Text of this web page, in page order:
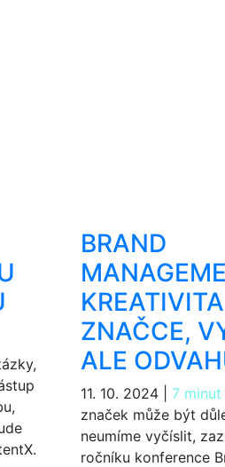
BRAND
ZNAČCE,
ALE
11. 10. 2024 7
značek může být
neumíme vyčíslit,
ročníku konference